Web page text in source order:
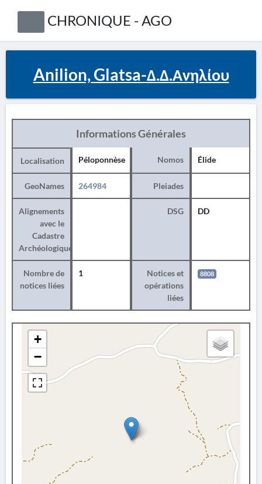
CHRONIQUE - AGO
Anilion, Glatsa-Δ.Δ.Ανηλίου
Informations Générales
Localisation Péloponnèse Nomos Élide
GeoNames 264984 Pleiades
Alignements
avec le
Cadastre
Archéologique
DSG DD
Nombre de
notices liées
1
Notices et
opérations
liées
8808
+
−